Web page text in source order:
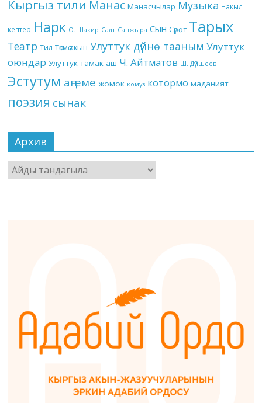
Кыргыз тили Манас Манасчылар Музыка Накыл
кептер Нарк О. Шакир Салт Санжыра Сын Сүрөт Тарых
Театр Тил Төкмө акын Улуттук дүйнө тааным Улуттук
оюндар Улуттук тамак-аш Ч. Айтматов Ш. Дүйшеев
Эстутум аңгеме жомок комуз котормо маданият
поэзия сынак
Архив
Архив